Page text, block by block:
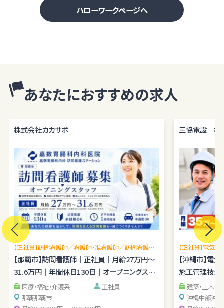
ハローワークページへ
あなたにおすすめの求人
株式会社カカサポ
【正社員】訪問看護師／看護師・准看護師／訪問看護未
経験OK／月平均残業1時間程度／駐車場あり
【那覇市】訪問看護師｜正社員｜月給27万円～
31.6万円｜年間休日130日｜オープニングスタ
ッフ医療・福祉・介護系
正社員
那覇那覇市
三協電設 株
【正社員】電気
理経験を広げら
【沖縄市】電
施工管理技
建築・土木・
沖縄中部沖